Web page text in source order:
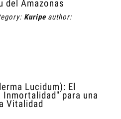
del Amazonas
Kuripe author:
Lucidum): El
para una
Vitalidad